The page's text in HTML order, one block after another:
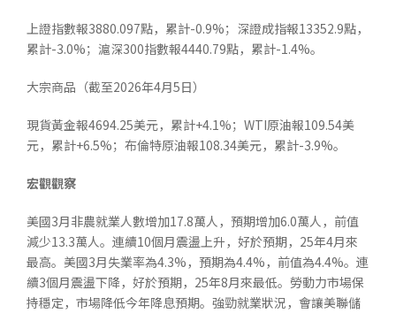
上證指數報3880.097點，累計-0.9%；深證成指報13352.9點，
累計-3.0%；滬深300指數報4440.79點，累計-1.4%。
大宗商品（截至2026年4月5日）
現貨黃金報4694.25美元，累計+4.1%；WTI原油報109.54美
元，累計+6.5%；布倫特原油報108.34美元，累計-3.9%。
宏觀觀察
美國3月非農就業人數增加17.8萬人，預期增加6.0萬人，前值
減少13.3萬人。連續10個月震盪上升，好於預期，25年4月來
最高。美國3月失業率為4.3%，預期為4.4%，前值為4.4%。連
續3個月震盪下降，好於預期，25年8月來最低。勞動力市場保
持穩定，市場降低今年降息預期。強勁就業狀況，會讓美聯儲